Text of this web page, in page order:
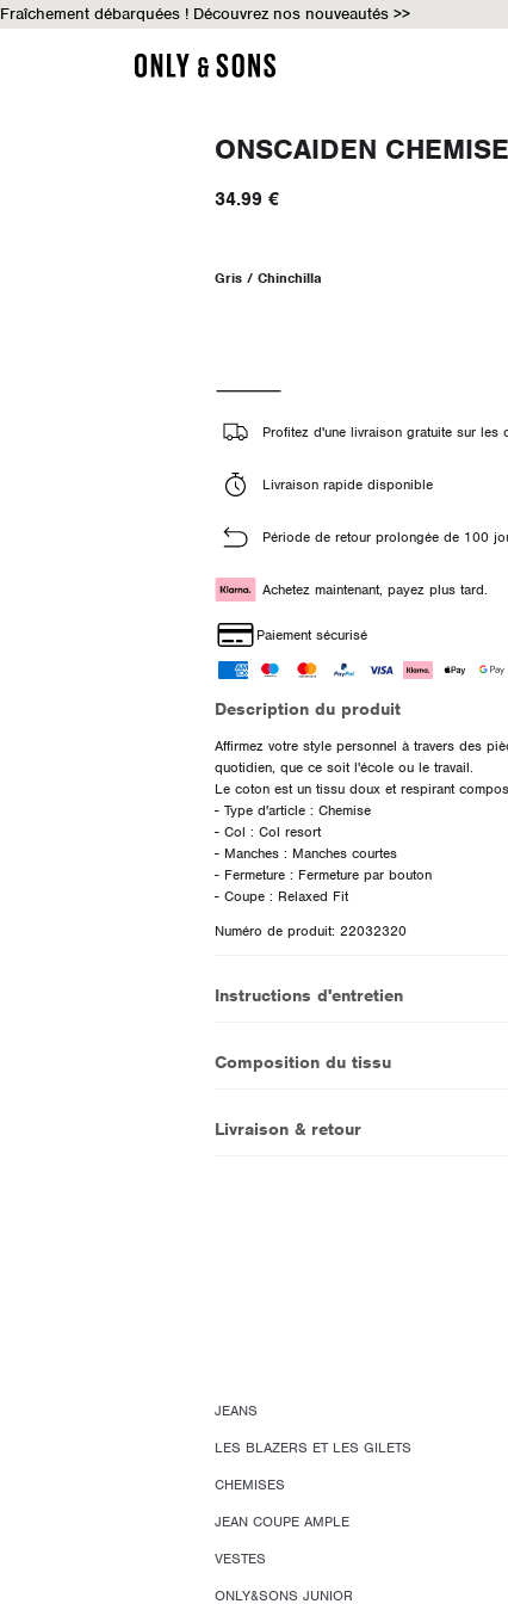
Fraîchement débarquées ! Découvrez nos nouveautés >>
ONSCAIDEN CHEMISE
34.99 €
Gris / Chinchilla
Profitez d'une livraison gratuite sur
Livraison rapide disponible
Période de retour prolongée de 100
Achetez maintenant, payez plus tard.
Paiement sécurisé
Description du produit
Affirmez votre style personnel à travers des
quotidien, que ce soit l'école ou le travail.
Le coton est un tissu doux et respirant
- Type d'article : Chemise
- Col : Col resort
- Manches : Manches courtes
- Fermeture : Fermeture par bouton
- Coupe : Relaxed Fit
Numéro de produit: 22032320
Instructions d'entretien
Composition du tissu
Livraison & retour
JEANS
LES BLAZERS ET LES GILETS
CHEMISES
JEAN COUPE AMPLE
VESTES
ONLY&SONS JUNIOR